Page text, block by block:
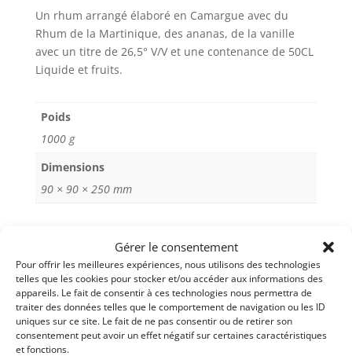
Gérer le consentement
Pour offrir les meilleures expériences, nous utilisons des technologies
telles que les cookies pour stocker et/ou accéder aux informations des
appareils. Le fait de consentir à ces technologies nous permettra de
traiter des données telles que le comportement de navigation ou les ID
uniques sur ce site. Le fait de ne pas consentir ou de retirer son
consentement peut avoir un effet négatif sur certaines caractéristiques
et fonctions.
Pinacolada
élaboré
en
Camargue
r
n
a
Un rhum arrangé élaboré en Camargue avec du
Rhum de la Martinique, des ananas, de la vanille
avec un titre de 26,5° V/V et une contenance de 50CL
Liquide et fruits.
Poids
1000 g
Dimensions
90 × 90 × 250 mm